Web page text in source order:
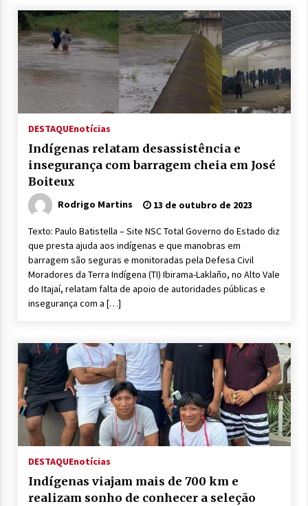
DESTAQUEnotícias
Indígenas relatam desassistência e
insegurança com barragem cheia em José
Boiteux
Rodrigo Martins 13 de outubro de 2023
Texto: Paulo Batistella – Site NSC Total Governo do Estado diz
que presta ajuda aos indígenas e que manobras em
barragem são seguras e monitoradas pela Defesa Civil
Moradores da Terra Indígena (TI) Ibirama-Laklaño, no Alto Vale
do Itajaí, relatam falta de apoio de autoridades públicas e
insegurança com a […]
DESTAQUEnotícias
Indígenas viajam mais de 700 km e
realizam sonho de conhecer a seleção